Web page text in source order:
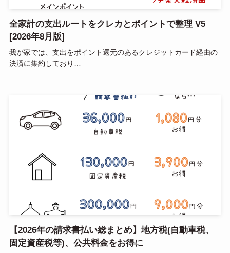
全家計の支出ルートをクレカとポイントで整理 V5
[2026年8月版]
我が家では、支出をポイント還元のあるクレジットカード経由の
決済に集約しており…
【2026年の請求書払い総まとめ】地方税(自動車税、
固定資産税等)、公共料金をお得に